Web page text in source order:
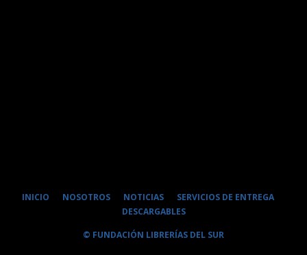
INICIO NOSOTROS NOTICIAS
SERVICIOS DE ENTREGA
DESCARGABLES
© FUNDACIÓN LIBRERÍAS DEL SUR